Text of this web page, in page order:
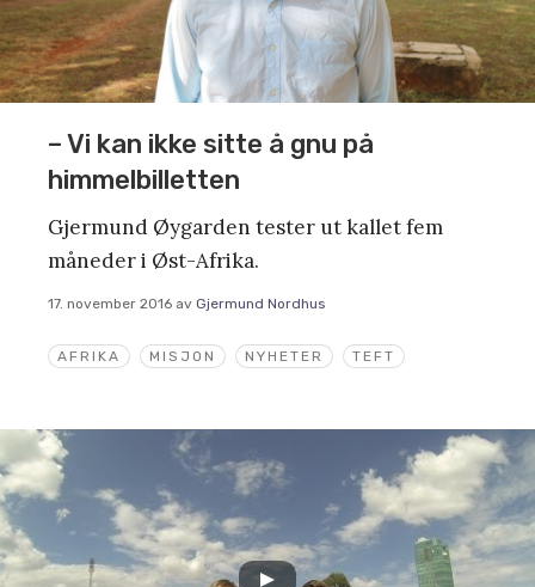
AFRIKA MISJON NYHETER TEFT
– Vi kan ikke sitte å gnu på
himmelbilletten
Gjermund Øygarden tester ut kallet fem
måneder i Øst-Afrika.
17. november 2016 av Gjermund Nordhus